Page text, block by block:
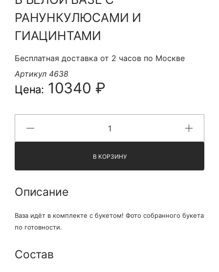
РАНУНКУЛЮСАМИ И
ГИАЦИНТАМИ
Бесплатная доставка от 2 часов по Москве
Артикул 4638
Цена: 10340 ₽
В КОРЗИНУ
Описание
Ваза идёт в комплекте с букетом! Фото собранного букета
по готовности.
Состав